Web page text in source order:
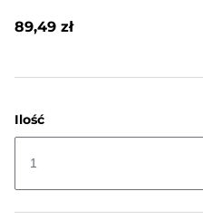
89,49 zł
Ilość
1